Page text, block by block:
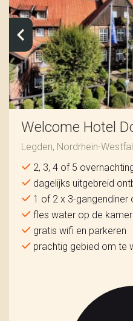
Welcome Hotel
Legden, Nordrhein-
2, 3, 4 of 5
dagelijks uitgebreid
1 of 2 x 3-gangendiner
fles water op de
gratis wifi en parkeren
prachtig gebied om te